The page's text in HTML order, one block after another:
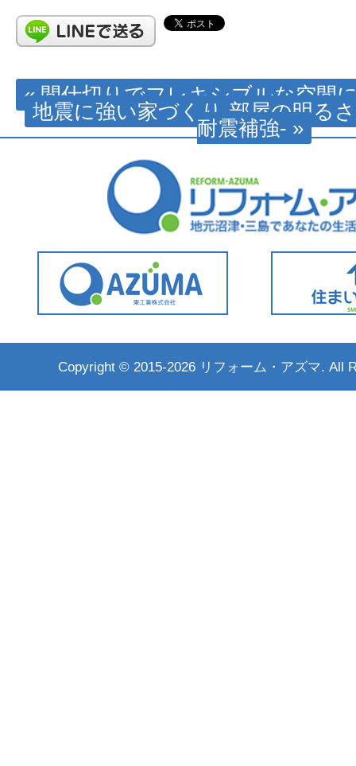
« 間仕切りでフレキシブルな空間
地震に強い家づくり-部屋の明る
耐震補強- »
Copyright © 2015-2026 リフォーム・アズマ. All